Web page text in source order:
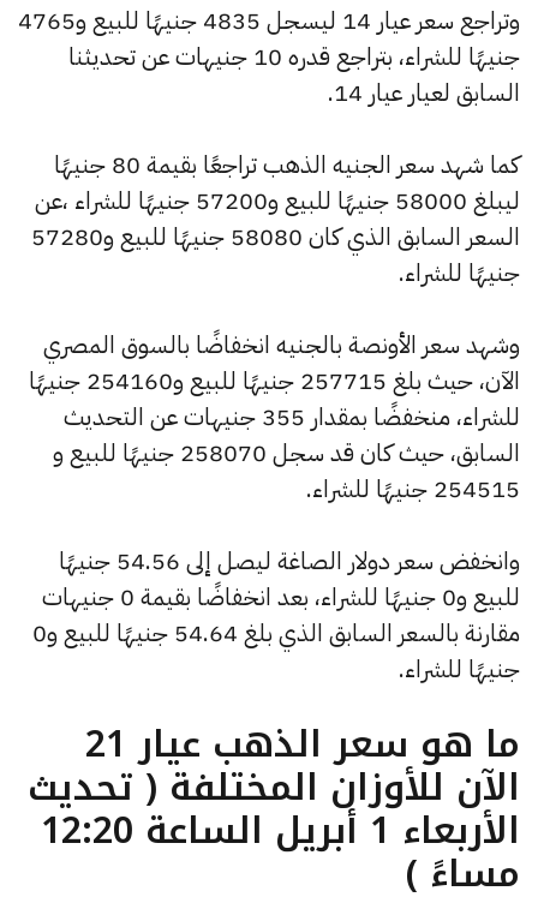
وتراجع سعر عيار 14 ليسجل 4835 جنيهًا للبيع و4765
جنيهًا للشراء، بتراجع قدره 10 جنيهات عن تحديثنا
السابق لعيار عيار 14.
كما شهد سعر الجنيه الذهب تراجعًا بقيمة 80 جنيهًا
ليبلغ 58000 جنيهًا للبيع و57200 جنيهًا للشراء ،عن
السعر السابق الذي كان 58080 جنيهًا للبيع و57280
جنيهًا للشراء.
وشهد سعر الأونصة بالجنيه انخفاضًا بالسوق المصري
الآن، حيث بلغ 257715 جنيهًا للبيع و254160 جنيهًا
للشراء، منخفضًا بمقدار 355 جنيهات عن التحديث
السابق، حيث كان قد سجل 258070 جنيهًا للبيع و
254515 جنيهًا للشراء.
وانخفض سعر دولار الصاغة ليصل إلى 54.56 جنيهًا
للبيع و0 جنيهًا للشراء، بعد انخفاضًا بقيمة 0 جنيهات
مقارنة بالسعر السابق الذي بلغ 54.64 جنيهًا للبيع و0
جنيهًا للشراء.
ما هو سعر الذهب عيار 21
الآن للأوزان المختلفة ( تحديث
الأربعاء 1 أبريل الساعة 12:20
مساءً )